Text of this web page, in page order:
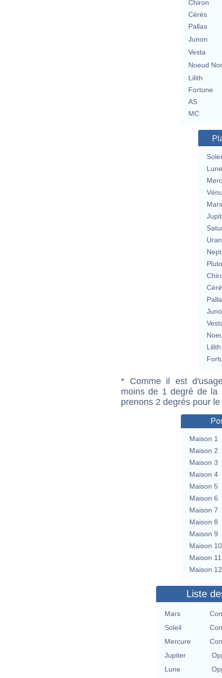
Chiron
Cérès
Pallas
Junon
Vesta
Noeud
Lilith
Fortune
AS
MC
Lune
Mars
Lilith
* Comme il est
moins de 1 degré de la
prenons 2 degrés pour
Maison 1
Maison 2
Maison 3
Maison 4
Maison 5
Maison 6
Maison 7
Maison 8
Maison 9
Maison 10
Maison 11
Maison 12
Liste
Mars
Soleil
Mercure
Jupiter
Lune